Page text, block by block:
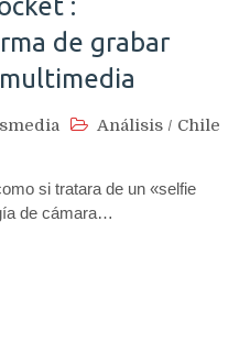
de grabar
Análisis / Chile
si tratara de un «selfie
de cámara…